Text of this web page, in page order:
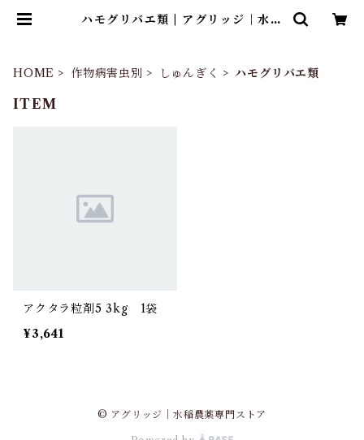
ハモグリバエ類 | アグリッジ｜水稲
HOME 作物病害虫別 しゅんぎく ハモグリバエ類
ITEM
アクタラ粒剤5 3kg 1袋
¥3,641
© アグリッジ｜水稲農薬専門ストア